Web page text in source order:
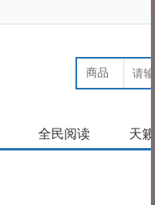
商品
全民阅读 天